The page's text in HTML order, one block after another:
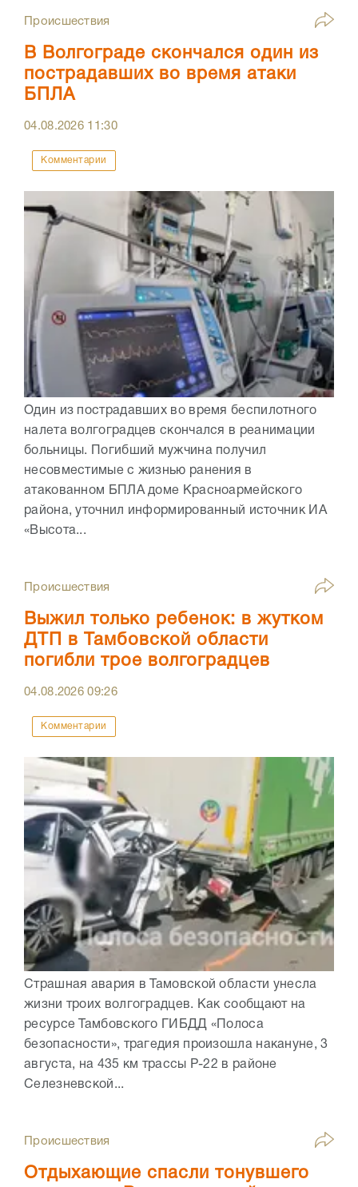
Происшествия
В Волгограде скончался один из
пострадавших во время атаки
БПЛА
04.08.2026 11:30
Комментарии
Один из пострадавших во время беспилотного
налета волгоградцев скончался в реанимации
больницы. Погибший мужчина получил
несовместимые с жизнью ранения в
атакованном БПЛА доме Красноармейского
района, уточнил информированный источник ИА
«Высота...
Происшествия
Выжил только ребенок: в жутком
ДТП в Тамбовской области
погибли трое волгоградцев
04.08.202609:26
Комментарии
Страшная авария в Тамовской области унесла
жизни троих волгоградцев. Как сообщают на
ресурсе Тамбовского ГИБДД «Полоса
безопасности», трагедия произошла накануне, 3
августа, на 435 км трассы Р-22 в районе
Селезневской...
Происшествия
Отдыхающие спасли тонувшего